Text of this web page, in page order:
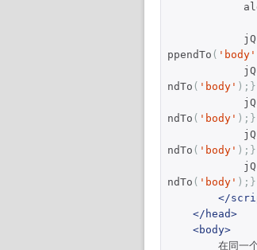
ppendTo ( 'body'
ndTo ( 'body'
ndTo ( 'body'
ndTo ( 'body'
ndTo ( 'body'
</
</head>
<body>